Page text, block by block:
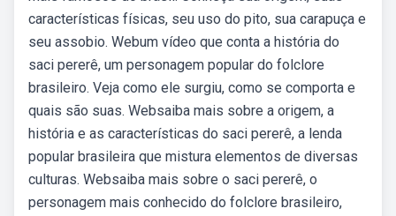
características físicas, seu uso do pito, sua carapuça e
seu assobio. Webum vídeo que conta a história do
saci pererê, um personagem popular do folclore
brasileiro. Veja como ele surgiu, como se comporta e
quais são suas. Websaiba mais sobre a origem, a
história e as características do saci pererê, a lenda
popular brasileira que mistura elementos de diversas
culturas. Websaiba mais sobre o saci pererê, o
personagem mais conhecido do folclore brasileiro,